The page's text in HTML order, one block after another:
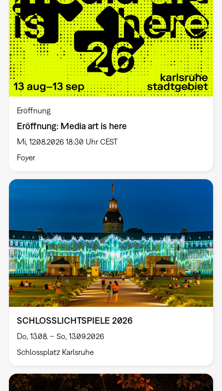
Eröffnung
Eröffnung: Media art is here
Mi, 12.08.2026 18:30 Uhr CEST
Foyer
SCHLOSSLICHTSPIELE 2026
Do, 13.08. – So, 13.09.2026
Schlossplatz Karlsruhe